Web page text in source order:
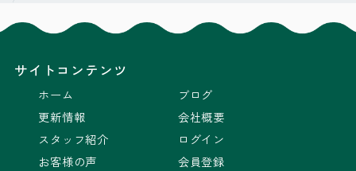
サイトコンテンツ
ホーム
更新情報
スタッフ紹介
お客様の声
ブログ
会社概要
ログイン
会員登録